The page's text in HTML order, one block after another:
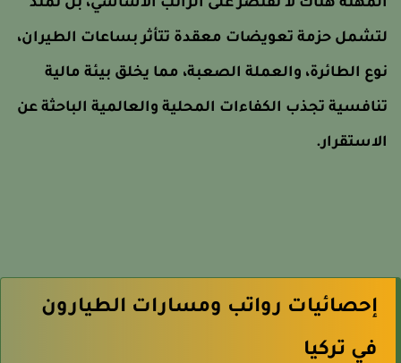
هناك لا تقتصر على الراتب الأساسي، بل تمتد
حزمة تعويضات معقدة تتأثر بساعات الطيران،
الطائرة، والعملة الصعبة، مما يخلق بيئة مالية
تجذب الكفاءات المحلية والعالمية الباحثة عن
إحصائيات رواتب ومسارات الطيارون
في تركيا